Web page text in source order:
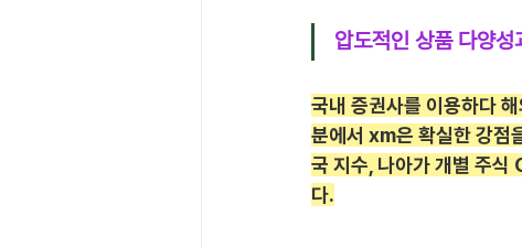
압도적인 상품 다양
국내 증권사를 이용하다
분에서 xm은 확실한 강점
국 지수, 나아가 개별 주식
다.